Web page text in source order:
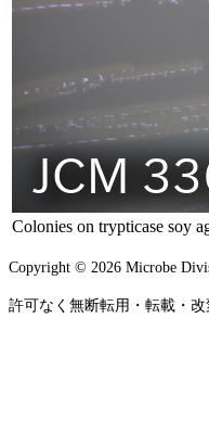
Colonies on trypticase soy
Copyright © 2026 Microbe
許可なく無断転用・転載・